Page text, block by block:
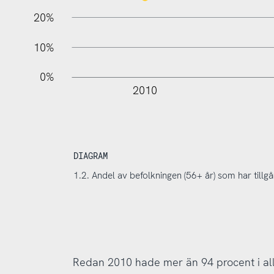
20%
10%
0%
2010
DIAGRAM
1.2. Andel av befolkningen (56+ år) som har
Redan 2010 hade mer än 94 procent i